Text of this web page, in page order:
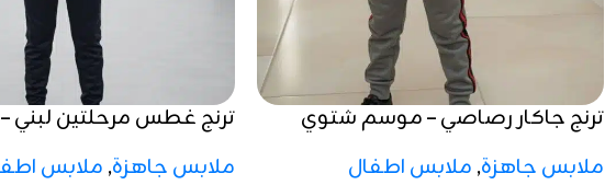
ترنج جاكار رصاصي – موسم شتوي
ملابس جاهزة, ملابس اطفال
ترنج غطس مرحلتين
ملابس جاهزة, ملابس